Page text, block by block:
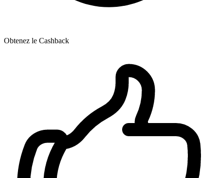
Obtenez le Cashback